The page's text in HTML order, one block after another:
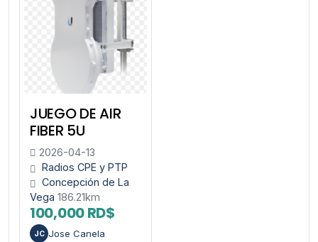
JUEGO DE AIR
FIBER 5U
2026-04-13
Radios CPE y PTP
Concepción de La
Vega 186.21km
100,000 RD$
JC Jose Canela